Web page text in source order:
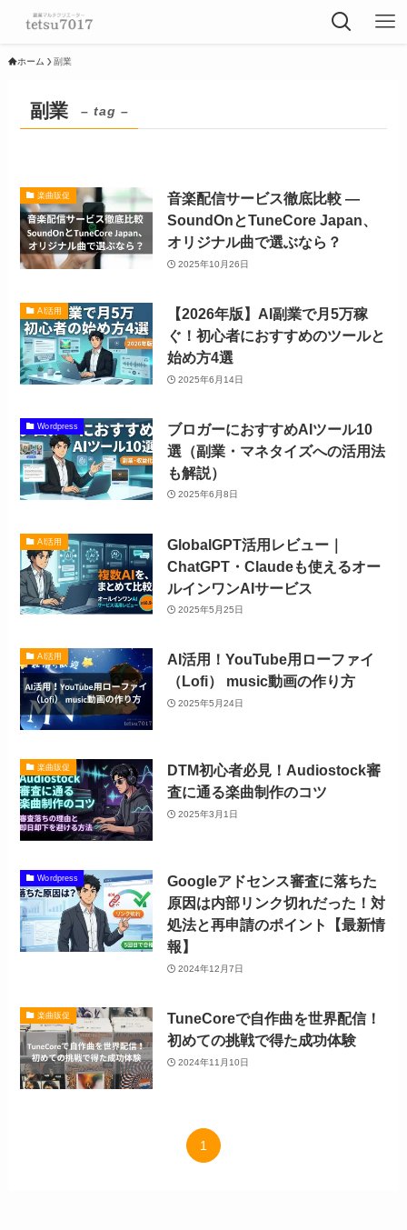
ホーム 副業
副業 – tag –
楽曲販促
音楽配信サービス徹底比較 —
SoundOnとTuneCore Japan、
オリジナル曲で選ぶなら？
2025年10月26日
AI活用
【2026年版】AI副業で月5万稼
ぐ！初心者におすすめのツールと
始め方4選
2025年6月14日
Wordpress
ブロガーにおすすめAIツール10
選（副業・マネタイズへの活用法
も解説）
2025年6月8日
AI活用
GlobalGPT活用レビュー｜
ChatGPT・Claudeも使えるオー
ルインワンAIサービス
2025年5月25日
AI活用
AI活用！YouTube用ローファイ
（Lofi） music動画の作り方
2025年5月24日
楽曲販促
​DTM初心者必見！Audiostock審
査に通る楽曲制作のコツ
2025年3月1日
Wordpress
Googleアドセンス審査に落ちた
原因は内部リンク切れだった！対
処法と再申請のポイント【最新情
報】
2024年12月7日
楽曲販促
TuneCoreで自作曲を世界配信！
初めての挑戦で得た成功体験
2024年11月10日
1